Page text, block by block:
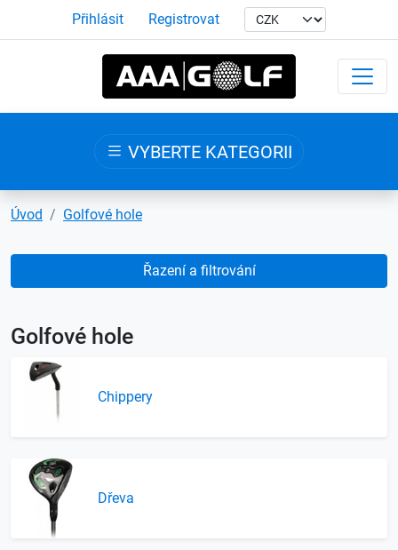
Přihlásit Registrovat
VYBERTE KATEGORII
Úvod Golfové hole
Řazení a filtrování
Golfové hole
Chippery
Dřeva